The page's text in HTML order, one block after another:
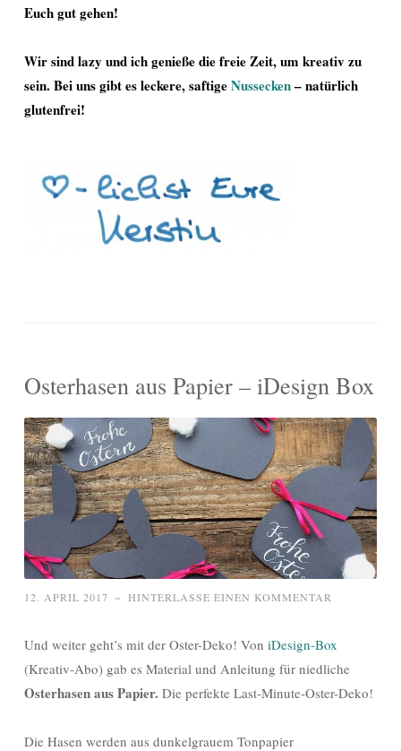
Euch gut gehen!
Wir sind lazy und ich genieße die freie Zeit, um kreativ zu
sein. Bei uns gibt es leckere, saftigeNussecken– natürlich
glutenfrei!
Osterhasen aus Papier – iDesign Box
12. APRIL 2017 ~ HINTERLASSE EINEN KOMMENTAR
Und weiter geht’s mit der Oster-Deko! Von iDesign-Box
(Kreativ-Abo) gab es Material und Anleitung für niedliche
Osterhasen aus Papier. Die perfekte Last-Minute-Oster-Deko!
Die Hasen werden aus dunkelgrauem Tonpapier